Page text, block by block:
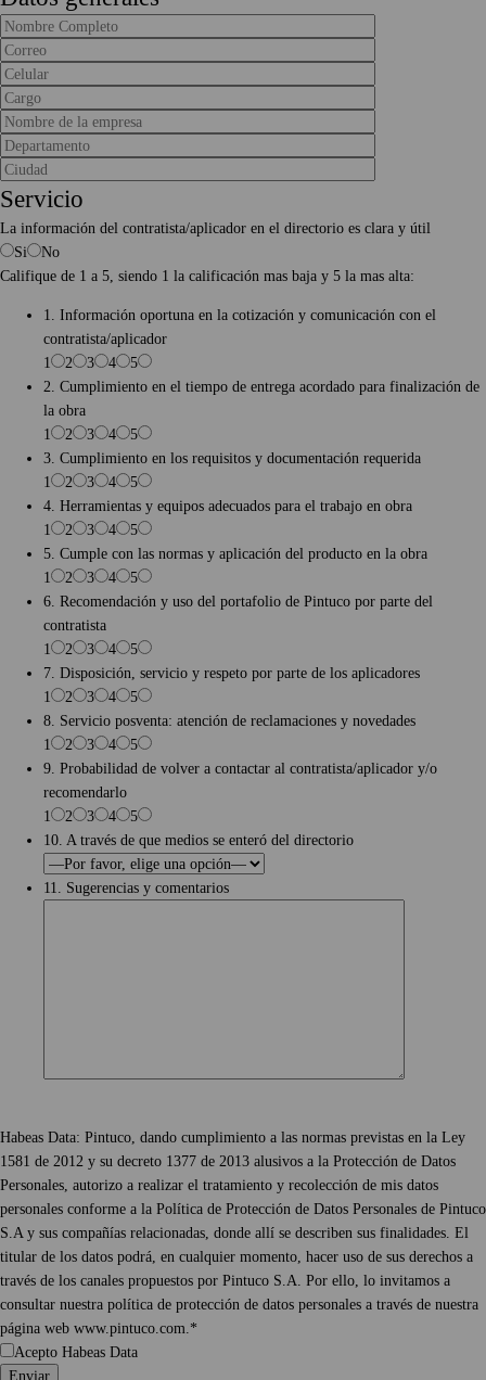
Servicio
La información del contratista/aplicador en el directorio es clara y útil
Si
No
Califique de 1 a 5, siendo 1 la calificación mas baja y 5 la mas alta:
1. Información oportuna en la cotización y comunicación con el
contratista/aplicador
1
2 3 4
5
2. Cumplimiento en el tiempo de entrega acordado para finalización de
la obra
1
2 3 4
5
3. Cumplimiento en los requisitos y documentación requerida
1
2 3 4
5
4. Herramientas y equipos adecuados para el trabajo en obra
1
2 3 4
5
5. Cumple con las normas y aplicación del producto en la obra
1
2 3 4
5
6. Recomendación y uso del portafolio de Pintuco por parte del
contratista
1
2 3 4
5
7. Disposición, servicio y respeto por parte de los aplicadores
1
2 3 4
5
8. Servicio posventa: atención de reclamaciones y novedades
1
2 3 4
5
9. Probabilidad de volver a contactar al contratista/aplicador y/o
recomendarlo
1
2 3 4
5
10. A través de que medios se enteró del directorio
11. Sugerencias y comentarios
Habeas Data: Pintuco, dando cumplimiento a las normas previstas en la Ley
1581 de 2012 y su decreto 1377 de 2013 alusivos a la Protección de Datos
Personales, autorizo a realizar el tratamiento y recolección de mis datos
personales conforme a la Política de Protección de Datos Personales de Pintuco
S.A y sus compañías relacionadas, donde allí se describen sus finalidades. El
titular de los datos podrá, en cualquier momento, hacer uso de sus derechos a
través de los canales propuestos por Pintuco S.A. Por ello, lo invitamos a
consultar nuestra política de protección de datos personales a través de nuestra
página web www.pintuco.com.*
Acepto Habeas Data